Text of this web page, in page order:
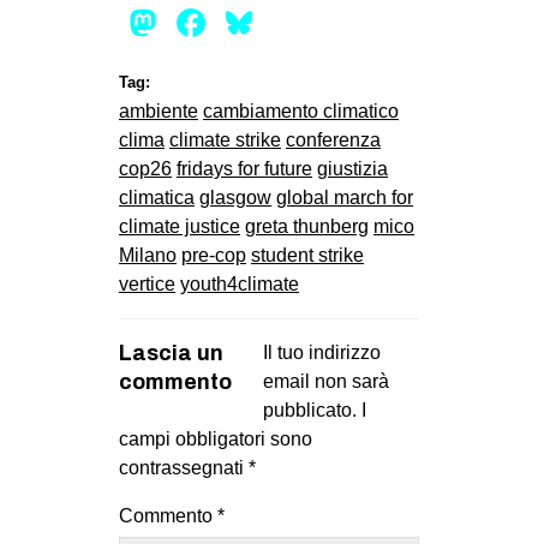
Mastodon
Facebook
Tag:
ambiente cambiamento climatico
clima climate strike conferenza
cop26 fridays for future giustizia
climatica glasgow global march for
climate justice greta thunberg mico
Milano pre-cop student strike
vertice youth4climate
Lascia un
commento
Il tuo indirizzo
email non sarà
pubblicato.
campi obbligatori sono
contrassegnati *
Commento *